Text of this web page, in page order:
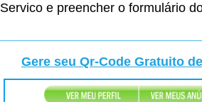
Servico e preencher o formulário
Gere seu Qr-Code Gratuito